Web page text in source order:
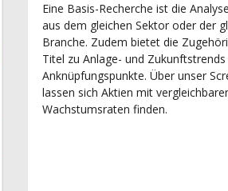
Eine Basis-Recherche ist die
aus dem gleichen Sektor oder der
Branche. Zudem bietet die
Titel zu Anlage- und
Anknüpfungspunkte. Über unser
lassen sich Aktien mit
Wachstumsraten finden.